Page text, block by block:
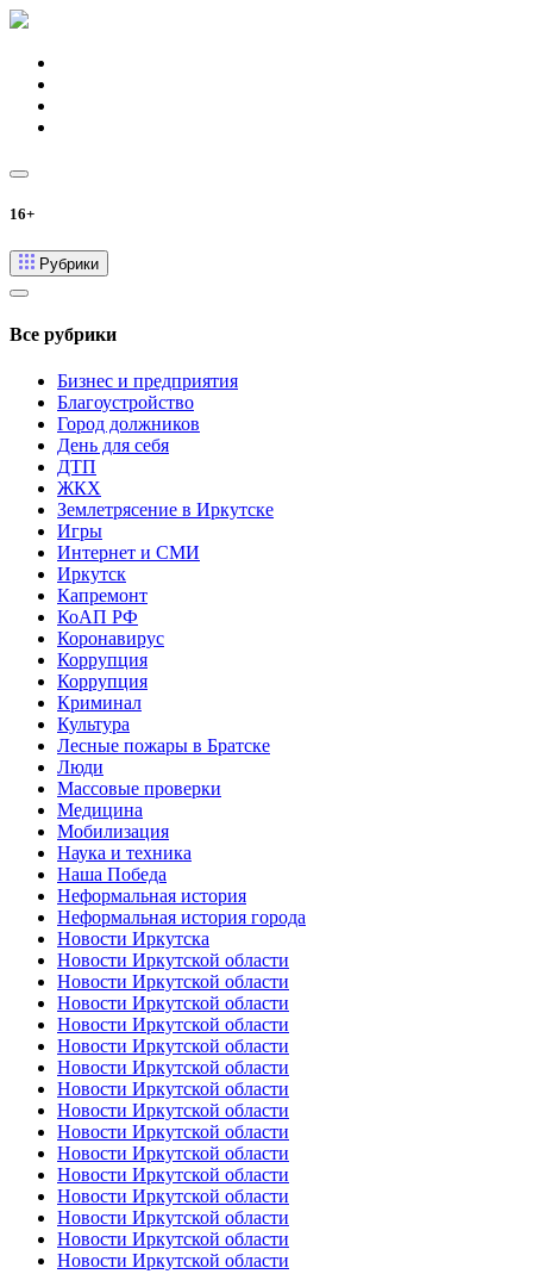
16+
Рубрики
Все рубрики
Бизнес и предприятия
Благоустройство
Город должников
День для себя
ДТП
ЖКХ
Землетрясение в Иркутске
Игры
Интернет и СМИ
Иркутск
Капремонт
КоАП РФ
Коронавирус
Коррупция
Коррупция
Криминал
Культура
Лесные пожары в Братске
Люди
Массовые проверки
Медицина
Мобилизация
Наука и техника
Наша Победа
Неформальная история
Неформальная история города
Новости Иркутска
Новости Иркутской области
Новости Иркутской области
Новости Иркутской области
Новости Иркутской области
Новости Иркутской области
Новости Иркутской области
Новости Иркутской области
Новости Иркутской области
Новости Иркутской области
Новости Иркутской области
Новости Иркутской области
Новости Иркутской области
Новости Иркутской области
Новости Иркутской области
Новости Иркутской области